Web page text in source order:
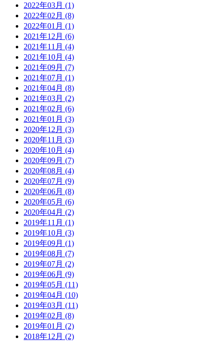
2022年03月 (1)
2022年02月 (8)
2022年01月 (1)
2021年12月 (6)
2021年11月 (4)
2021年10月 (4)
2021年09月 (7)
2021年07月 (1)
2021年04月 (8)
2021年03月 (2)
2021年02月 (6)
2021年01月 (3)
2020年12月 (3)
2020年11月 (3)
2020年10月 (4)
2020年09月 (7)
2020年08月 (4)
2020年07月 (9)
2020年06月 (8)
2020年05月 (6)
2020年04月 (2)
2019年11月 (1)
2019年10月 (3)
2019年09月 (1)
2019年08月 (7)
2019年07月 (2)
2019年06月 (9)
2019年05月 (11)
2019年04月 (10)
2019年03月 (11)
2019年02月 (8)
2019年01月 (2)
2018年12月 (2)